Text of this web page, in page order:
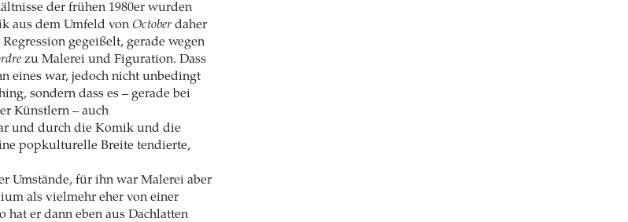
der frühen 1980er wurden
aus dem Umfeld von Octoberdaher
gegeißelt, gerade wegen
zu Malerei und Figuration. Dass
eines war, jedoch nicht unbedingt
sondern dass es – gerade bei
Künstlern – auch
und durch die Komik und die
popkulturelle Breite tendierte,
Umstände, für ihn war Malerei aber
als vielmehr eher von einer
hat er dann eben aus Dachlatten